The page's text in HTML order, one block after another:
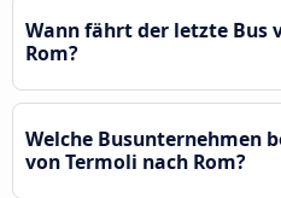
Wann fährt der letzte Bus
Rom?
Welche Busunternehmen
von Termoli nach Rom?